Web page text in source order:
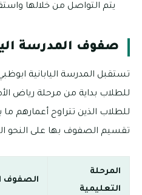
يتم التواصل من خلالها
صفوف المدرسة
تستقبل المدرسة اليابانية
تقسيم الصفوف بها على النحو
المرحلة
التعليمية
الصفوف